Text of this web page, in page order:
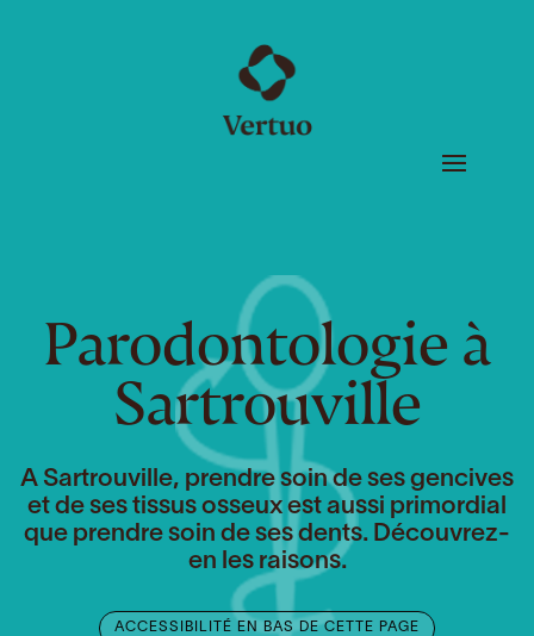
Parodontologie à
Sartrouville
A Sartrouville, prendre soin de ses gencives
et de ses tissus osseux est aussi primordial
que prendre soin de ses dents. Découvrez-
en les raisons.
ACCESSIBILITÉ EN BAS DE CETTE PAGE